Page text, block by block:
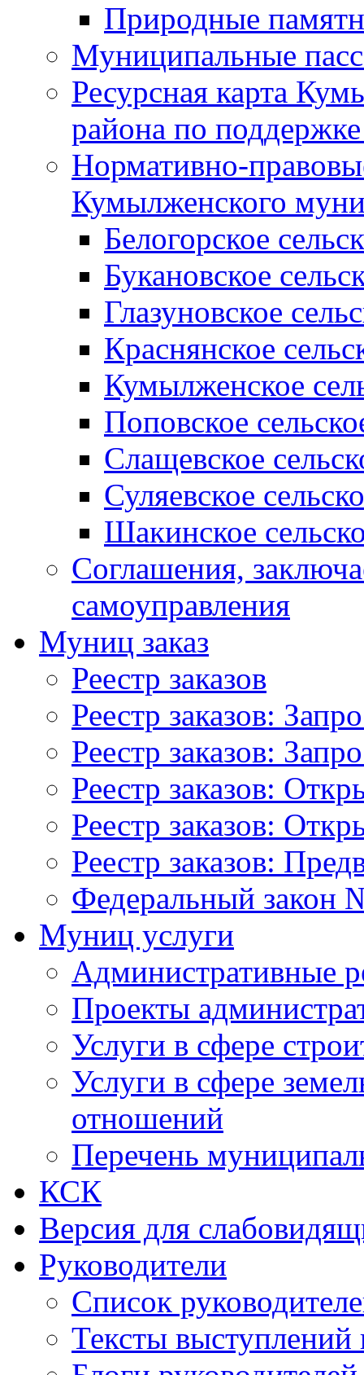
Природные
Муниципальные
Ресурсная карта
района по
Нормативно-
Кумылженского
Белогорское
Букановское
Глазуновское
Краснянское
Кумылженское
Поповское
Слащевское
Суляевское
Шакинское
Соглашения,
самоуправления
Муниц заказ
Реестр заказов
Реестр заказов:
Реестр заказов:
Реестр заказов:
Реестр заказов:
Реестр заказов:
Федеральный закон
Муниц услуги
Административные
Проекты
Услуги в сфере
Услуги в сфере
отношений
Перечень
КСК
Версия для
Руководители
Список
Тексты выступлений